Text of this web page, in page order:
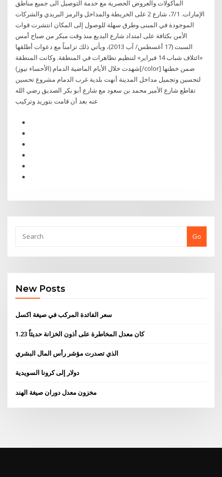
المأكولات والعروض الحصرية مع خدمة التوصيل الى جميع مناطق
الإمارات. 7/1، شارع 2 على الخريطة والمداخل والرمز البريدي والشركات
الموجودة في المبنى وطرق سهلة للوصول إلى المكان انتشرت قوات
الأمن بكثافة على امتداد شارع البديع منذ وقت مبكر من صباح أمس
السبت (17 أغسطس/ آب 2013)، ويأتي ذلك تزامناً مع دعوات أطلقها
«ائتلاف شباب 14 فبراير» لتنظيم تظاهرات في المنطقة. وكانت المنطقة
شهدت خلال الأيام الماضية الدمام (الأحساء نيوز)[/color] ضمن خطتها
لتحسين وتجميل مداخل المدينة أنهت بلدية غرب الدمام مشروع تحسين
تقاطع شارع الأمير محمد بن سعود مع شارع أبو بكر الصديق رضي الله
عنه بعد أن قامت بتوريد وتركيب
Go
New Posts
سعر الفائدة المركب في صيغة اكسل
كان معدل المخاطرة على أذون الخزانة حديثاً 1.23
الذي تصدرت مؤشر رأس المال البشري
دولار إلى كرونا السويدية
مخزون معدل دوران صيغة الهند